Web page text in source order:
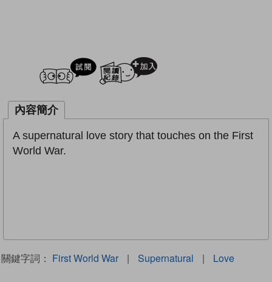
試閲
內容簡介
A supernatural love story that touches on the First
World War.
關鍵字詞： First World War | Supernatural | Love